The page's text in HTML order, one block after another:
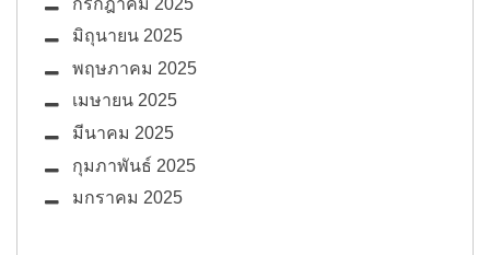
มิถุนายน 2025
พฤษภาคม 2025
เมษายน 2025
มีนาคม 2025
กุมภาพันธ์ 2025
มกราคม 2025